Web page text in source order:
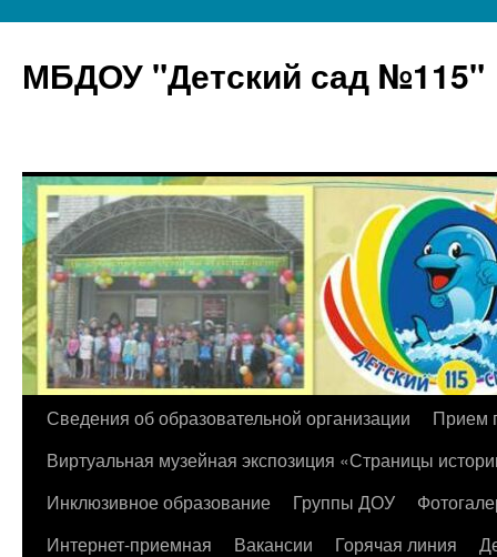
МБДОУ "Детский сад №115"
Перейти
содержимому
Сведения об образовательной организации
Прием
Виртуальная музейная экспозиция «Страницы
Инклюзивное образование
Группы ДОУ
Интернет-приемная
Вакансии Горячая линия